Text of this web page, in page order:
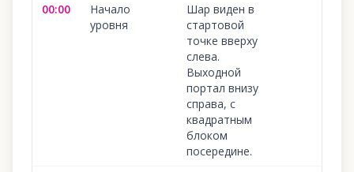
00:00
Начало
уровня
Шар виден в
стартовой
точке вверху
слева.
Выходной
портал внизу
справа, с
квадратным
блоком
посередине.